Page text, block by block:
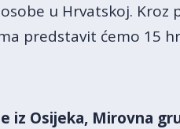
u Hrvatskoj. Kroz
predstavit ćemo 15
iz Osijeka, Mirovna